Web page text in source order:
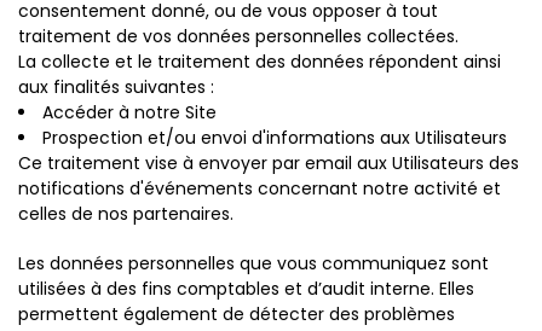
consentement donné, ou de vous opposer à tout
traitement de vos données personnelles collectées.
La collecte et le traitement des données répondent ainsi
aux finalités suivantes :
Accéder à notre Site
Prospection et/ou envoi d'informations aux Utilisateurs
Ce traitement vise à envoyer par email aux Utilisateurs des
notifications d'événements concernant notre activité et
celles de nos partenaires.
Les données personnelles que vous communiquez sont
utilisées à des fins comptables et d’audit interne. Elles
permettent également de détecter des problèmes